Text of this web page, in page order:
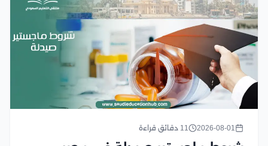
2026-08-01 11 دقائق قراءة